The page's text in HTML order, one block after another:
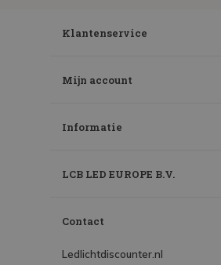
Klantenservice
Mijn account
Informatie
LCB LED EUROPE B.V.
Contact
Ledlichtdiscounter.nl